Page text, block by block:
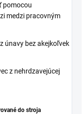
pomocou
medzi pracovným
únavy bez akejkoľvek
z nehrdzavejúcej
do stroja